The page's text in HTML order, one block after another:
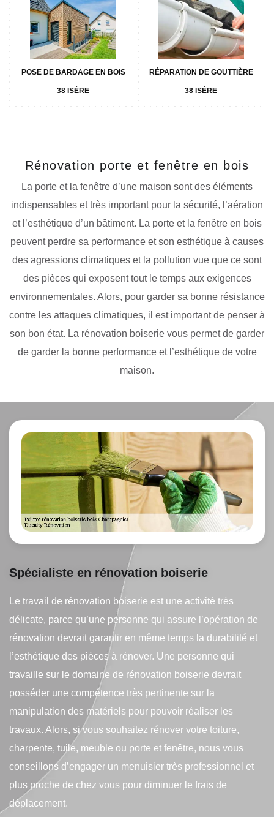
POSE DE BARDAGE EN BOIS
38 ISÈRE
RÉPARATION DE GOUTTIÈRE
38 ISÈRE
Rénovation porte et fenêtre en bois
La porte et la fenêtre d’une maison sont des éléments
indispensables et très important pour la sécurité, l’aération
et l’esthétique d’un bâtiment. La porte et la fenêtre en bois
peuvent perdre sa performance et son esthétique à causes
des agressions climatiques et la pollution vue que ce sont
des pièces qui exposent tout le temps aux exigences
environnementales. Alors, pour garder sa bonne résistance
contre les attaques climatiques, il est important de penser à
son bon état. La rénovation boiserie vous permet de garder
de garder la bonne performance et l’esthétique de votre
maison.
Spécialiste en rénovation boiserie
Le travail de rénovation boiserie est une activité très
délicate, parce qu’une personne qui assure l’opération de
rénovation devrait garantir en même temps la durabilité et
l’esthétique des pièces à rénover. Une personne qui
travaille sur le domaine de rénovation boiserie devrait
posséder une compétence très pertinente sur la
manipulation des matériels pour pouvoir réaliser les
travaux. Alors, si vous souhaitez rénover votre toiture,
charpente, tuile, meuble ou porte et fenêtre, nous vous
conseillons d’engager un menuisier très professionnel et
plus proche de chez vous pour diminuer le frais de
déplacement.